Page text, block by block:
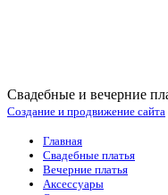
Свадебные и вечерние
Создание и продвижение сайта
Главная
Свадебные платья
Вечерние платья
Аксессуары